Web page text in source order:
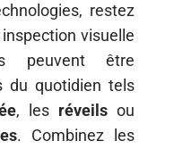
restez
visuelle
peuvent être
du quotidien tels
, les réveils ou
. Combinez les